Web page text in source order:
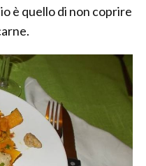
è quello di non coprire